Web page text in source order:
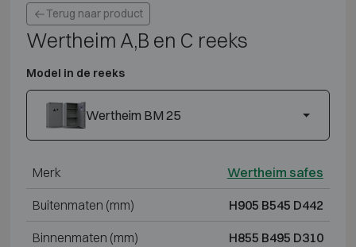
Terug naar product
Wertheim A,B en C reeks
Model in de reeks
Wertheim BM 25
Merk Wertheim safes
Buitenmaten (mm) H905 B545 D442
Binnenmaten (mm) H855 B495 D310